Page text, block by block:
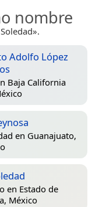
nombre
Adolfo López
Baja California
en Guanajuato,
en Estado de
México